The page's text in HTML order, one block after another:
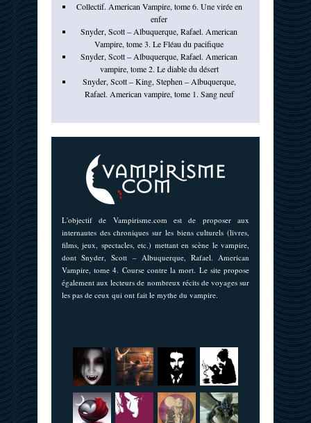
Collectif. American Vampire, tome 6. Une virée en
enfer
Snyder, Scott – Albuquerque, Rafael. American
Vampire, tome 3. Le Fléau du pacifique
Snyder, Scott – Albuquerque, Rafael. American
vampire, tome 2. Le diable du désert
Snyder, Scott – King, Stephen – Albuquerque,
Rafael. American vampire, tome 1. Sang neuf
L'objectif de Vampirisme.com est de proposer aux
internautes des chroniques sur les biens culturels (livres,
films, jeux, spectacles, etc.) mettant en scène le vampire,
dont Snyder, Scott – Albuquerque, Rafael. American
Vampire, tome 4. Course contre la mort. Le site propose
également aux lecteurs de nombreux récits de voyages sur
les pas de ceux qui ont fait le mythe du vampire.